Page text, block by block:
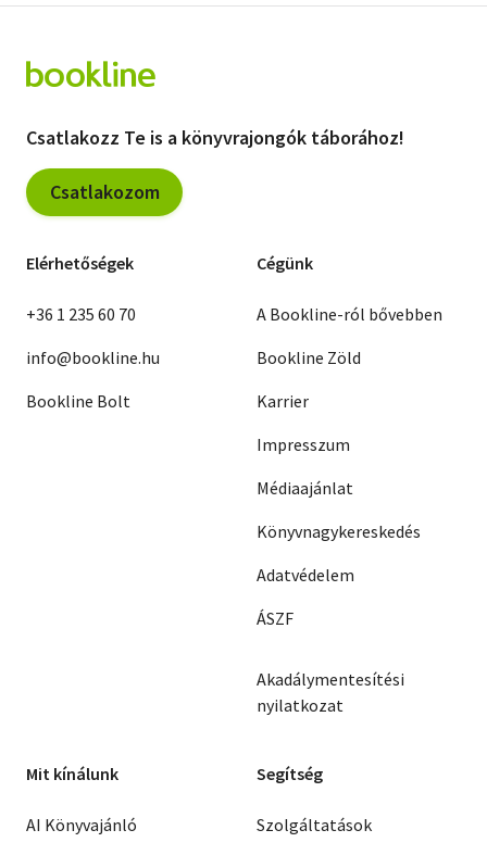
Csatlakozz Te is a könyvrajongók táborához!
Csatlakozom
Elérhetőségek
+36 1 235 60 70
info@bookline.hu
Bookline Bolt
Cégünk
A Bookline-ról bővebben
Bookline Zöld
Karrier
Impresszum
Médiaajánlat
Könyvnagykereskedés
Adatvédelem
ÁSZF
Akadálymentesítési
nyilatkozat
Mit kínálunk
AI Könyvajánló
Segítség
Szolgáltatások